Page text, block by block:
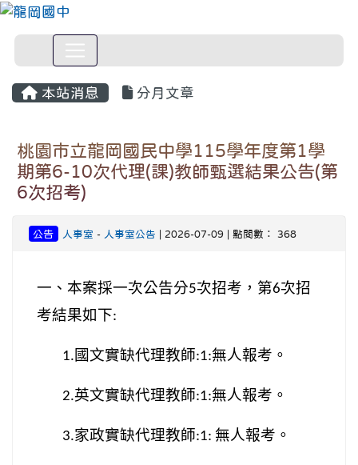
本站消息 分月文章
桃園市立龍岡國民中學115學年度第1學
期第6-10次代理(課)教師甄選結果公告(第
6次招考)
公告 人事室 - 人事室公告 | 2026-07-09 | 點閱數： 368
一、本案採一次公告分5次招考，第6次招
考結果如下:
1.國文實缺代理教師:1:無人報考。
2.英文實缺代理教師:1:無人報考。
3.家政實缺代理教師:1: 無人報考。